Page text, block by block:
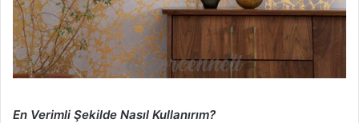
En Verimli Şekilde Nasıl Kullanırım?